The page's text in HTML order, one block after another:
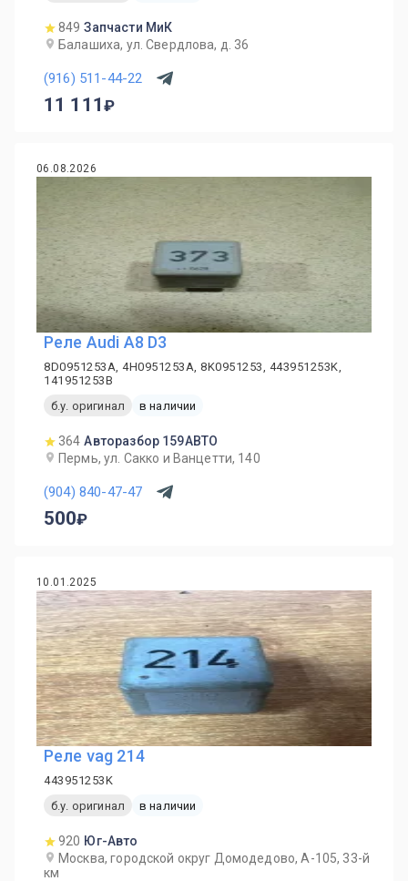
849 Запчасти МиК
Балашиха, ул. Свердлова, д. 36
(916) 511-44-22
11 111
06.08.2026
Реле Audi A8 D3
8D0951253A, 4H0951253A, 8K0951253, 443951253K,
141951253B
б.у. оригинал
в наличии
364 Авторазбор 159АВТО
Пермь, ул. Сакко и Ванцетти, 140
(904) 840-47-47
500
10.01.2025
Реле vag 214
443951253K
б.у. оригинал
в наличии
920 Юг-Авто
Москва, городской округ Домодедово, А-105, 33-й
км